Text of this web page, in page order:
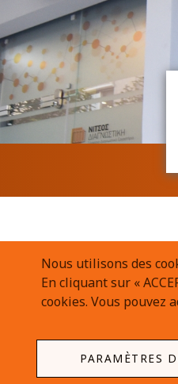
210 7217999
210 7238147
Nous utilisons des
En cliquant sur «
cookies. Vous pouvez
PARAMÈTRES